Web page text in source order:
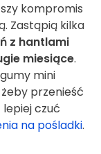
kompromis
Zastąpią kilka
z hantlami
miesiące.
mini
przenieść
czuć
na pośladki.